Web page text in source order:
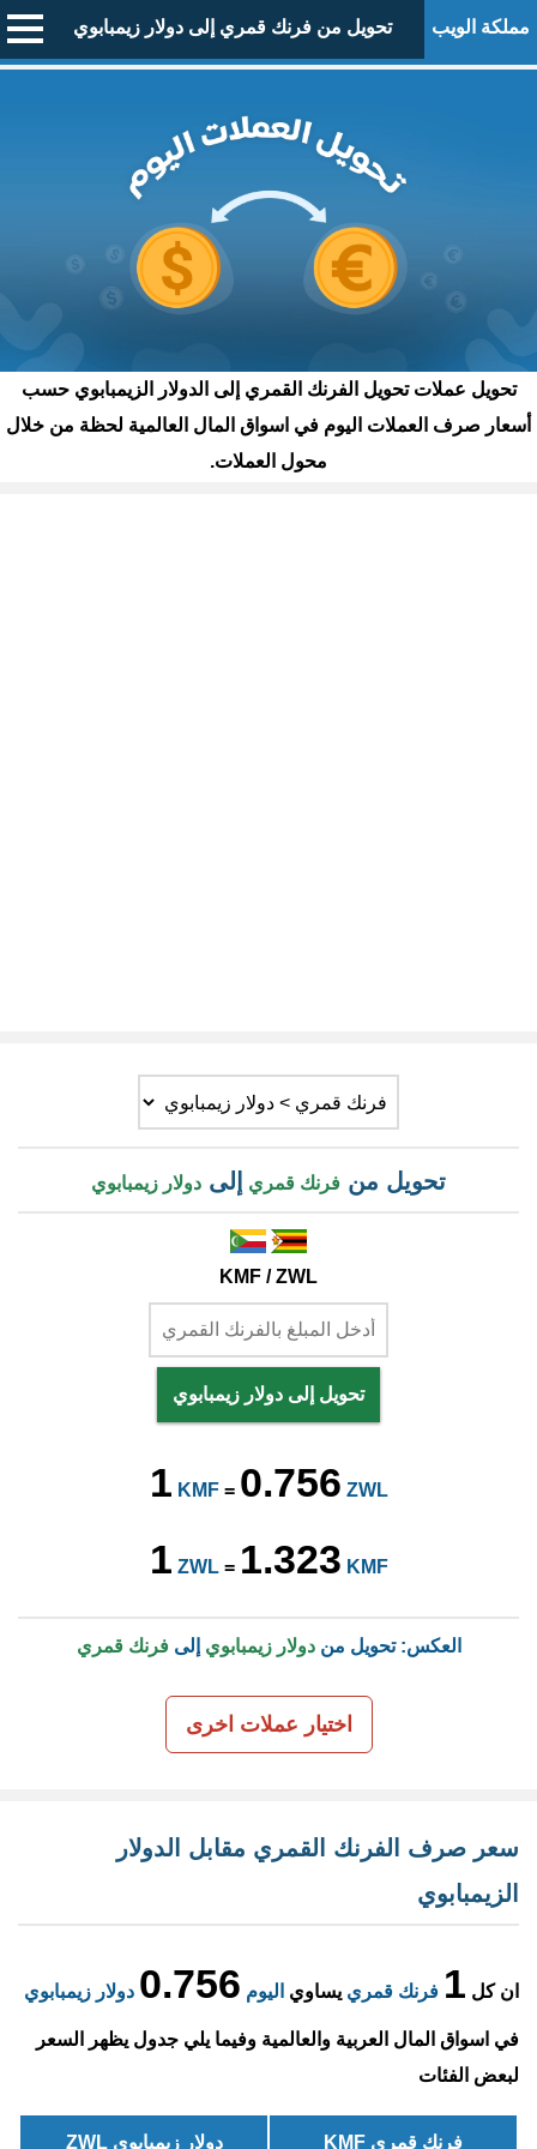
مملكة الويب تحويل من فرنك قمري إلى دولار زيمبابوي
تحويل عملات تحويل الفرنك القمري إلى الدولار الزيمبابوي حسب
أسعار صرف العملات اليوم في اسواق المال العالمية لحظة من خلال
محول العملات.
تحويل من فرنك قمري إلى دولار زيمبابوي
KMF / ZWL
تحويل إلى دولار زيمبابوي
1 KMF= 0.756 ZWL
1 ZWL= 1.323 KMF
العكس: تحويل مندولار زيمبابوي إلىفرنك قمري
اختيار عملات اخرى
سعر صرف الفرنك القمري مقابل الدولار
الزيمبابوي
ان كل 1 فرنك قمري يساوي اليوم 0.756 دولار زيمبابوي
في اسواق المال العربية والعالمية وفيما يلي جدول يظهر السعر
لبعض الفئات
فرنك قمري KMF دولار زيمبابوي ZWL